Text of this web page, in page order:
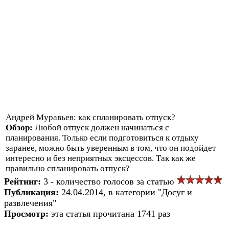
Андрей Муравьев: как спланировать отпуск?
Обзор: Любой отпуск должен начинаться с
планирования. Только если подготовиться к отдыху
заранее, можно быть уверенным в том, что он подойдет
интересно и без неприятных эксцессов. Так как же
правильно спланировать отпуск?
Рейтинг: 3 - количество голосов за статью
Публикация: 24.04.2014, в категории "Досуг и
развлечения"
Просмотр: эта статья прочитана 1741 раз